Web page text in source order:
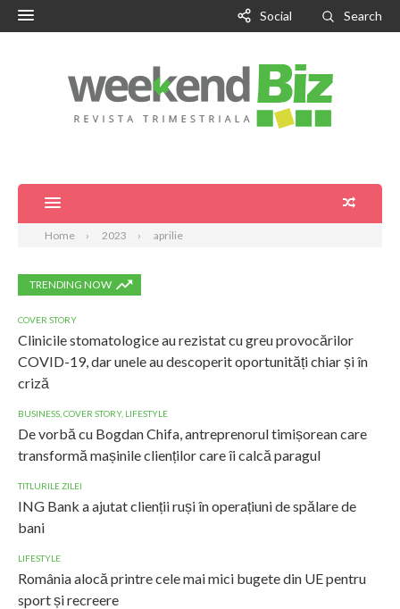
Social Search
Home 2023 aprilie
TRENDING NOW
COVER STORY
Clinicile stomatologice au rezistat cu greu provocărilor
COVID-19, dar unele au descoperit oportunități chiar și în
criză
BUSINESS COVER STORY, LIFESTYLE
De vorbă cu Bogdan Chifa, antreprenorul timișorean care
transformă mașinile clienților care îi calcă paragul
TITLURILE ZILEI
ING Bank a ajutat clienții ruși în operațiuni de spălare de
bani
LIFESTYLE
România alocă printre cele mai mici bugete din UE pentru
sport și recreere